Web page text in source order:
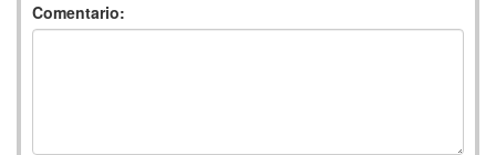
Comentario: